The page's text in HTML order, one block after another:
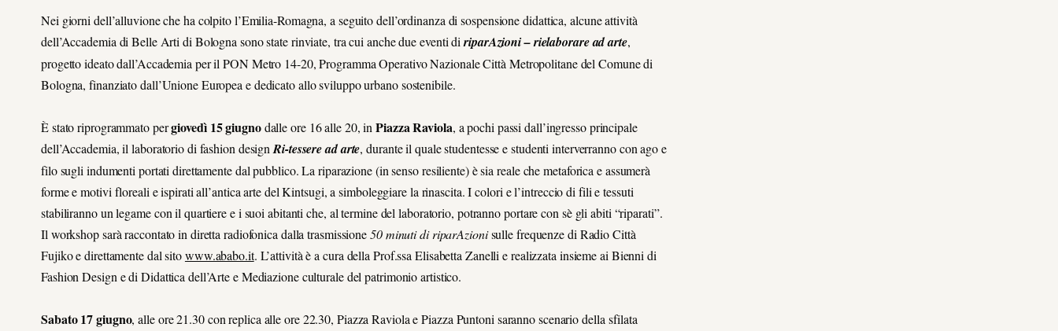
Nei giorni dell’alluvione che ha colpito l’Emilia-Romagna, a seguito dell’ordinanza di sospensione didattica, alcune attività
dell’Accademia di Belle Arti di Bologna sono state rinviate, tra cui anche due eventi diriparAzioni – rielaborare ad arte,
progetto ideato dall’Accademia per il PON Metro 14-20, Programma Operativo Nazionale Città Metropolitane del Comune di
Bologna, finanziato dall’Unione Europea e dedicato allo sviluppo urbano sostenibile.
È stato riprogrammato pergiovedì 15 giugnodalle ore 16 alle 20, inPiazza Raviola, a pochi passi dall’ingresso principale
dell’Accademia, il laboratorio di fashion designRi-tessere ad arte, durante il quale studentesse e studenti interverranno con ago e
filo sugli indumenti portati direttamente dal pubblico. La riparazione (in senso resiliente) è sia reale che metaforica e assumerà
forme e motivi floreali e ispirati all’antica arte del Kintsugi, a simboleggiare la rinascita. I colori e l’intreccio di fili e tessuti
stabiliranno un legame con il quartiere e i suoi abitanti che, al termine del laboratorio, potranno portare con sè gli abiti “riparati”.
Il workshop sarà raccontato in diretta radiofonica dalla trasmissione50 minuti di riparAzionisulle frequenze di Radio Città
Fujiko e direttamente dal sitowww.ababo.it. L’attività è a cura della Prof.ssa Elisabetta Zanelli e realizzata insieme ai Bienni di
Fashion Design e di Didattica dell’Arte e Mediazione culturale del patrimonio artistico.
Sabato 17 giugno, alle ore 21.30 con replica alle ore 22.30, Piazza Raviola e Piazza Puntoni saranno scenario della sfilata